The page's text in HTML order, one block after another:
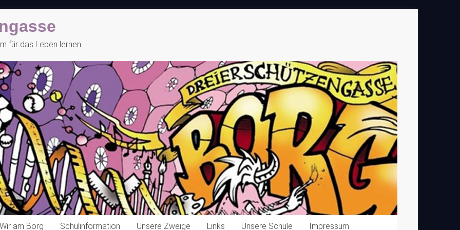
für das Leben lernen
Wir am Borg Schulinformation Unsere Zweige Links Unsere Schule Impressum